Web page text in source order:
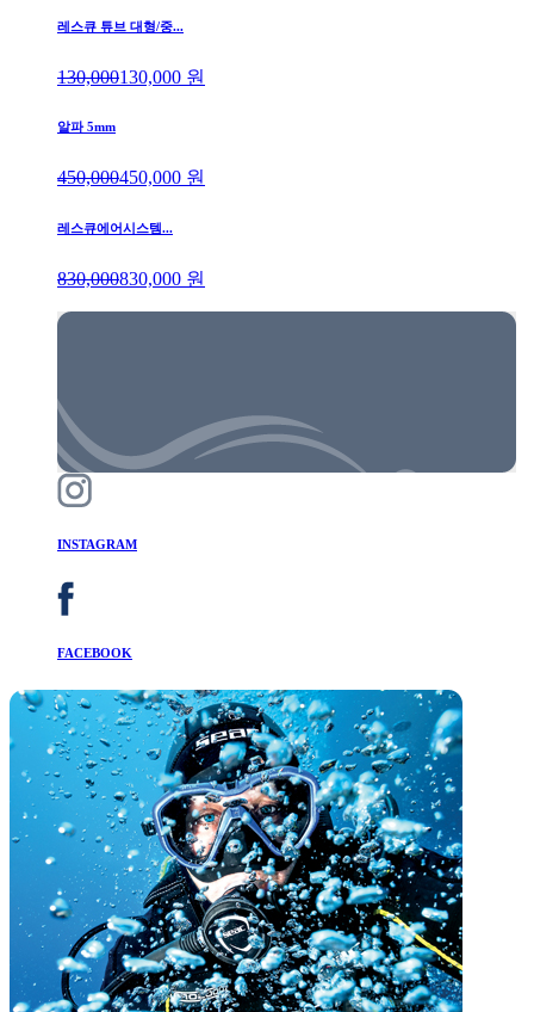
레스큐 튜브 대형/중...
130,000130,000 원
알파 5mm
450,000450,000 원
레스큐에어시스템...
830,000830,000 원
INSTAGRAM
FACEBOOK